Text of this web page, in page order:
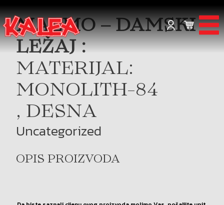
MALMO – DAMSKI
LEŽAJ :
MATERIJAL:
MONOLITH-84
, DESNA
Uncategorized
OPIS PROIZVODA